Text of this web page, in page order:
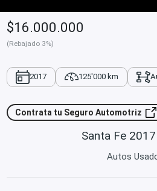
$16.000.000
(Rebajado 3%)
2017 125'000 km
Contrata tu Seguro Automotriz
Santa Fe
Autos